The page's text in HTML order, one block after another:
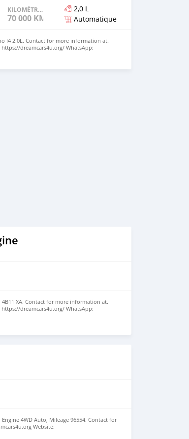
KILOMÉTRAGE
70 000 KM
2,0 L
Automatique
I4 2.0L. Contact for more information at.
dreamcars4u.org/ WhatsApp:
4B11 XA. Contact for more information at.
dreamcars4u.org/ WhatsApp:
Engine 4WD Auto, Mileage 96554. Contact for
Website:
276-7292.